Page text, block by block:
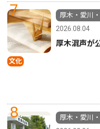
7
文化
厚木・愛川・
2026.08.04
厚木混声が
8
厚木・愛川・